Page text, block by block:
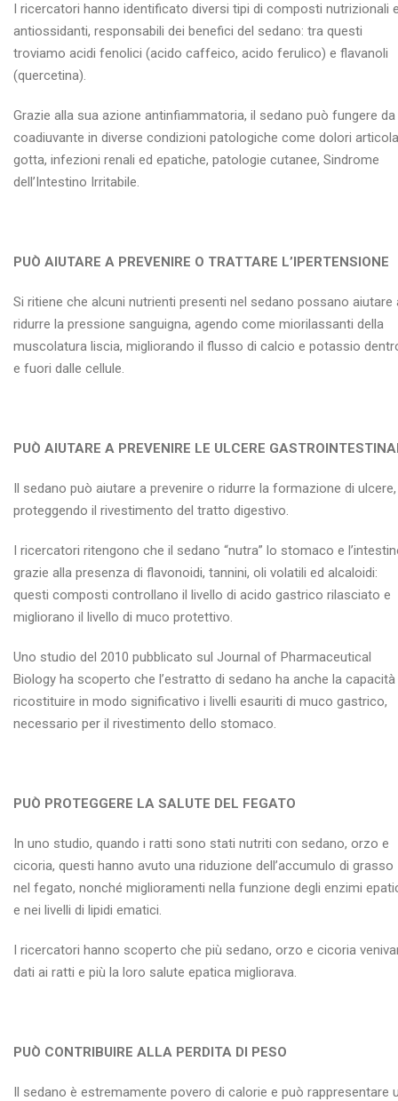
I ricercatori hanno identificato diversi tipi di composti nutrizionali
antiossidanti, responsabili dei benefici del sedano: tra questi
troviamo acidi fenolici (acido caffeico, acido ferulico) e flavanoli
(quercetina).
Grazie alla sua azione antinfiammatoria, il sedano può fungere da
coadiuvante in diverse condizioni patologiche come dolori
gotta, infezioni renali ed epatiche, patologie cutanee, Sindrome
dell’Intestino Irritabile.
PUÒ AIUTARE A PREVENIRE O TRATTARE L’IPERTENSIONE
Si ritiene che alcuni nutrienti presenti nel sedano possano aiutare
ridurre la pressione sanguigna, agendo come miorilassanti della
muscolatura liscia, migliorando il flusso di calcio e potassio
e fuori dalle cellule.
PUÒ AIUTARE A PREVENIRE LE ULCERE
Il sedano può aiutare a prevenire o ridurre la formazione di ulcere,
proteggendo il rivestimento del tratto digestivo.
I ricercatori ritengono che il sedano “nutra” lo stomaco e
grazie alla presenza di flavonoidi, tannini, oli volatili ed alcaloidi:
questi composti controllano il livello di acido gastrico rilasciato e
migliorano il livello di muco protettivo.
Uno studio del 2010 pubblicato sul Journal of Pharmaceutical
Biology ha scoperto che l’estratto di sedano ha anche la capacità
ricostituire in modo significativo i livelli esauriti di muco gastrico,
necessario per il rivestimento dello stomaco.
PUÒ PROTEGGERE LA SALUTE DEL FEGATO
In uno studio, quando i ratti sono stati nutriti con sedano, orzo e
cicoria, questi hanno avuto una riduzione dell’accumulo di grasso
nel fegato, nonché miglioramenti nella funzione degli enzimi
e nei livelli di lipidi ematici.
I ricercatori hanno scoperto che più sedano, orzo e cicoria
dati ai ratti e più la loro salute epatica migliorava.
PUÒ CONTRIBUIRE ALLA PERDITA DI PESO
Il sedano è estremamente povero di calorie e può rappresentare